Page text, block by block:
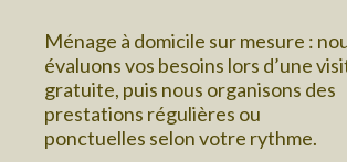
Ménage à domicile sur mesure :
évaluons vos besoins lors d’une
gratuite, puis nous organisons des
prestations régulières ou
ponctuelles selon votre rythme.